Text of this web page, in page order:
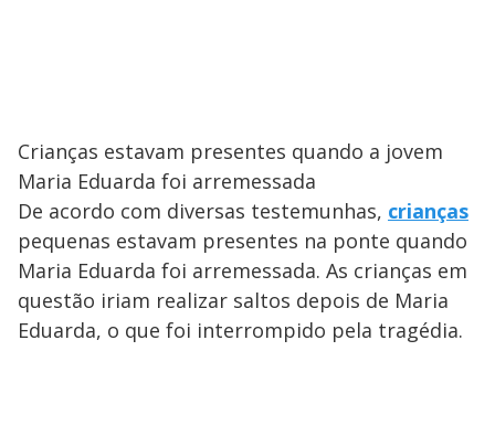
Crianças estavam presentes quando a jovem
Maria Eduarda foi arremessada
De acordo com diversas testemunhas, crianças
pequenas estavam presentes na ponte quando
Maria Eduarda foi arremessada. As crianças em
questão iriam realizar saltos depois de Maria
Eduarda, o que foi interrompido pela tragédia.